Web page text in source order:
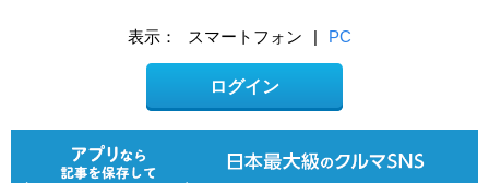
表示： スマートフォン | PC
ログイン